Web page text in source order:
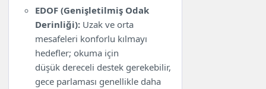
EDOF (Genişletilmiş Odak
Derinliği): Uzak ve orta
mesafeleri konforlu kılmayı
hedefler; okuma için
düşük dereceli destek gerekebilir,
gece parlaması genellikle daha